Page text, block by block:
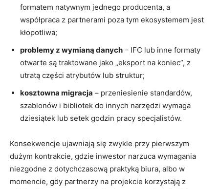
formatem natywnym jednego producenta, a
współpraca z partnerami poza tym ekosystemem jest
kłopotliwa;
problemy z wymianą danych – IFC lub inne formaty
otwarte są traktowane jako „eksport na koniec”, z
utratą części atrybutów lub struktur;
kosztowna migracja – przeniesienie standardów,
szablonów i bibliotek do innych narzędzi wymaga
dziesiątek lub setek godzin pracy specjalistów.
Konsekwencje ujawniają się zwykle przy pierwszym
dużym kontrakcie, gdzie inwestor narzuca wymagania
niezgodne z dotychczasową praktyką biura, albo w
momencie, gdy partnerzy na projekcie korzystają z